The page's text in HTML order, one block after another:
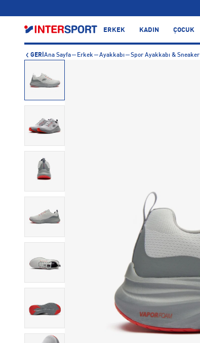
ERKEK KADIN ÇOCUK
GERİ Ana Sayfa Erkek Ayakkabı Spor Ayakkabı & Sneaker